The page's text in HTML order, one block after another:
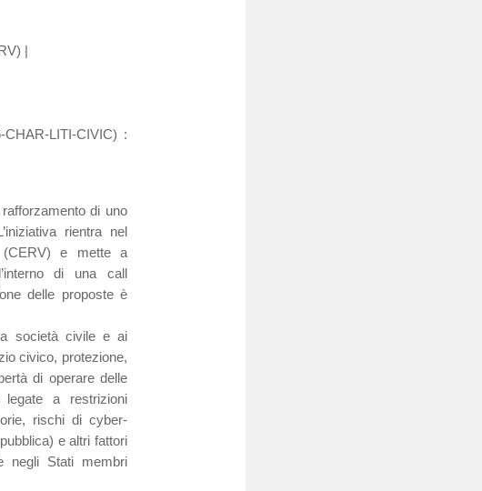
|
CHAR-LITI-CIVIC) :
di uno
rientra nel
(CERV) e mette a
di una call
delle proposte è
società civile e ai
civico, protezione,
di operare delle
legate a restrizioni
rischi di cyber-
e altri fattori
negli Stati membri